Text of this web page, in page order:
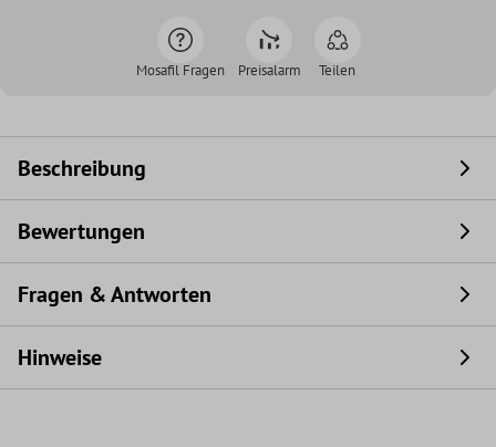
Mosafil Fragen Preisalarm Teilen
Beschreibung
Bewertungen
Fragen & Antworten
Hinweise